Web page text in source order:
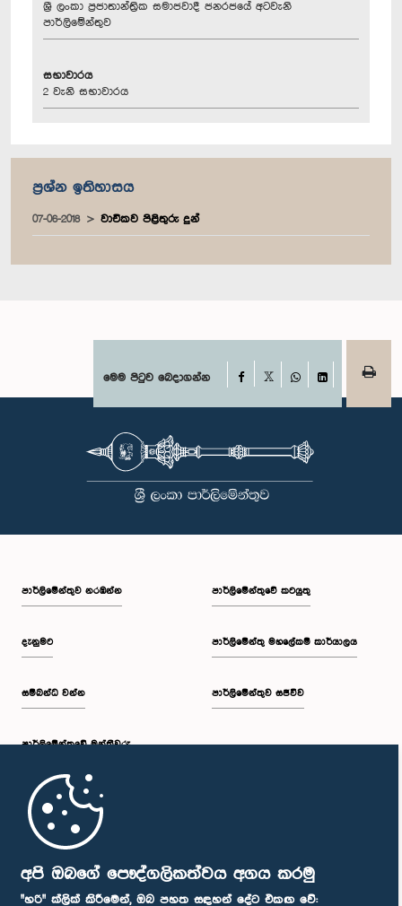
අපි ඔබගේ පෞද්ගලිකත්වය අගය කරමු
"හරි" ක්ලික් කිරීමෙන්, ඔබ පහත සඳහන් දේට එකඟ වේ:
ශ්‍රී ලංකා ප්‍රජාතාන්ත්‍රික සමාජවාදී ජනරජයේ අටවැනි
පාර්ලිමේන්තුව
සභාවාරය
2 වැනි සභාවාරය
ප්‍රශ්න ඉතිහාසය
07-06-2018 වාචිකව පිළිතුරු දුන්
මෙම පිටුව බෙදාගන්න Facebook
WhatsAppLinkedIn
පාර්ලි‌මේන්තුව නරඹන්න
දැනුමට
සම්බන්ධ වන්න
පාර්ලි‌මේන්තුවේ මන්ත්‍රීවරු
මුල් පිටුව
පාර්ලිමේන්තුවේ කටයුතු
පාර්ලිමේන්තු මහලේකම් කාර්යාලය
පාර්ලිමේන්තුව සජීවීව
පාර්ලිමේන්තු ජංගම යෙදුම